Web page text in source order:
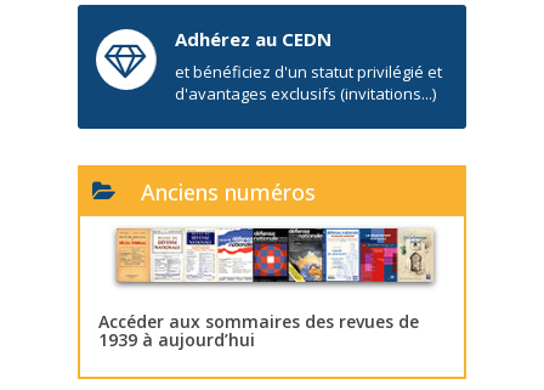
Adhérez au CEDN
et bénéficiez d'un statut privilégié et
d'avantages exclusifs (invitations...)
Anciens numéros
Accéder aux sommaires des revues de
1939 à aujourd’hui